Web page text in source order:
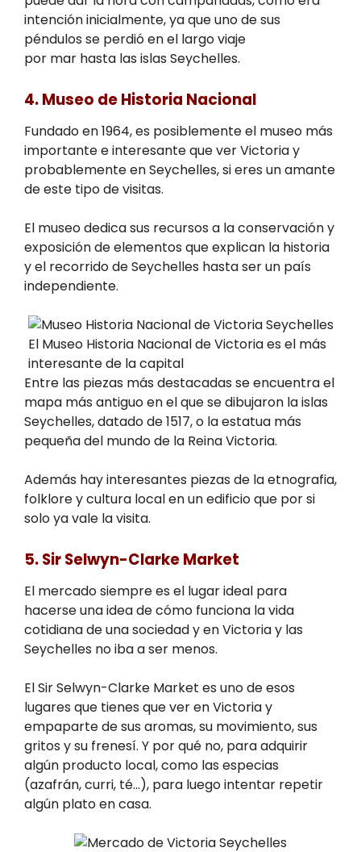
intención inicialmente, ya que uno de sus
péndulos se perdió en el largo viaje
por mar hasta las islas Seychelles.
4. Museo de Historia Nacional
Fundado en 1964, es posiblemente el museo más
importante e interesante que ver Victoria y
probablemente en Seychelles, si eres un amante
de este tipo de visitas.
El museo dedica sus recursos a la conservación y
exposición de elementos que explican la historia
y el recorrido de Seychelles hasta ser un país
independiente.
El Museo Historia Nacional de Victoria es el más
interesante de la capital
Entre las piezas más destacadas se encuentra el
mapa más antiguo en el que se dibujaron la islas
Seychelles, datado de 1517, o la estatua más
pequeña del mundo de la Reina Victoria.
Además hay interesantes piezas de la etnografia,
folklore y cultura local en un edificio que por si
solo ya vale la visita.
5. Sir Selwyn-Clarke Market
El mercado siempre es el lugar ideal para
hacerse una idea de cómo funciona la vida
cotidiana de una sociedad y en Victoria y las
Seychelles no iba a ser menos.
El Sir Selwyn-Clarke Market es uno de esos
lugares que tienes que ver en Victoria y
empaparte de sus aromas, su movimiento, sus
gritos y su frenesí. Y por qué no, para adquirir
algún producto local, como las especias
(azafrán, curri, té…), para luego intentar repetir
algún plato en casa.